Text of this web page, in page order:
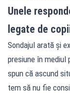
Unele
legate de
Sondajul arată și
presiune în mediul
spun că ascund
tem să nu fie